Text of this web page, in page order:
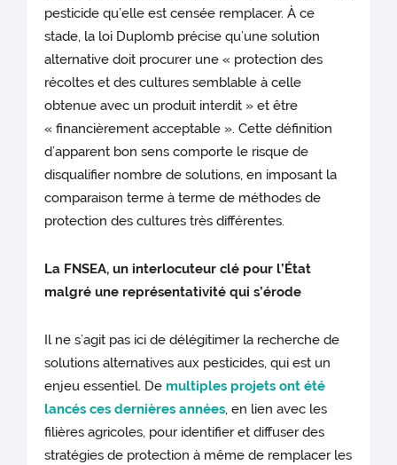
pesticide qu’elle est censée remplacer. À ce
stade, la loi Duplomb précise qu’une solution
alternative doit procurer une « protection des
récoltes et des cultures semblable à celle
obtenue avec un produit interdit » et être
« financièrement acceptable ». Cette définition
d’apparent bon sens comporte le risque de
disqualifier nombre de solutions, en imposant la
comparaison terme à terme de méthodes de
protection des cultures très différentes.
La FNSEA, un interlocuteur clé pour l’État
malgré une représentativité qui s’érode
Il ne s’agit pas ici de délégitimer la recherche de
solutions alternatives aux pesticides, qui est un
enjeu essentiel. De multiples projets ont été
lancés ces dernières années, en lien avec les
filières agricoles, pour identifier et diffuser des
stratégies de protection à même de remplacer les